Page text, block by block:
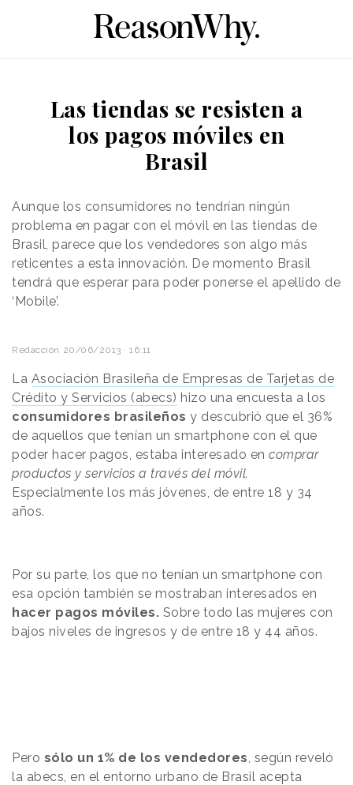
Las tiendas se resisten a
los pagos móviles en
Brasil
Aunque los consumidores no tendrían ningún
problema en pagar con el móvil en las tiendas de
Brasil, parece que los vendedores son algo más
reticentes a esta innovación. De momento Brasil
tendrá que esperar para poder ponerse el apellido de
‘Mobile’.
Redacción 20/06/2013 · 16:11
La Asociación Brasileña de Empresas de Tarjetas de
Crédito y Servicios (abecs) hizo una encuesta a los
consumidores brasileños y descubrió que el 36%
de aquellos que tenían un smartphone con el que
poder hacer pagos, estaba interesado en comprar
productos y servicios a través del móvil.
Especialmente los más jóvenes, de entre 18 y 34
años.
Por su parte, los que no tenían un smartphone con
esa opción también se mostraban interesados en
hacer pagos móviles. Sobre todo las mujeres con
bajos niveles de ingresos y de entre 18 y 44 años.
Pero sólo un 1% de los vendedores , según reveló
la abecs, en el entorno urbano de Brasil acepta